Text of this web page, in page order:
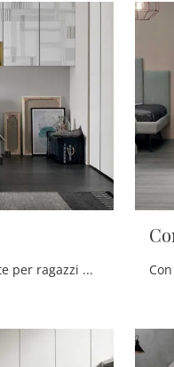
Le più esclusive camerette per ragazzi moderne ti aspettano! Scopri il modello Composizione 06 di Tomasella.